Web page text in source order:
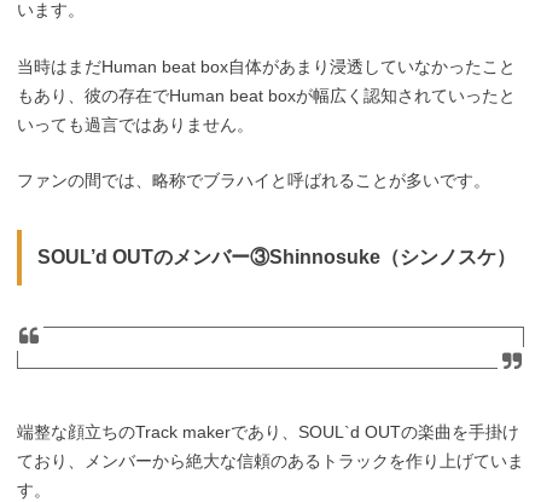
います。
当時はまだHuman beat box自体があまり浸透していなかったこと
もあり、彼の存在でHuman beat boxが幅広く認知されていったと
いっても過言ではありません。
ファンの間では、略称でブラハイと呼ばれることが多いです。
SOUL’d OUTのメンバー③Shinnosuke（シンノスケ）
端整な顔立ちのTrack makerであり、SOUL`d OUTの楽曲を手掛け
ており、メンバーから絶大な信頼のあるトラックを作り上げていま
す。